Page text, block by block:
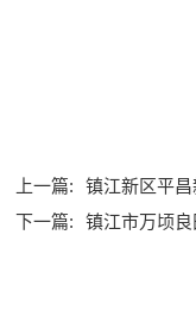
上一篇:
镇江新区平
下一篇:
镇江市万顷